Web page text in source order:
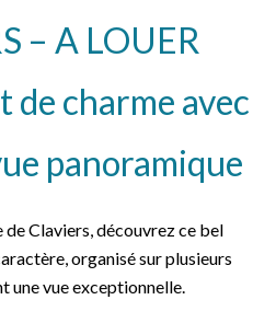
– A LOUER
charme avec
panoramique
Claviers, découvrez ce bel
organisé sur plusieurs
une vue exceptionnelle.